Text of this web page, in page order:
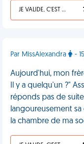
JE VALIDE, C'EST UNE VDM
Par MissAlexandra -
Aujourd'hui, mon
Il y a quelqu'un ?"
réponds pas de
langoureusement
la chambre de ma